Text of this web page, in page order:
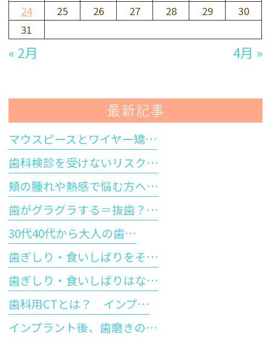
24
25 26 27 28 29
30
31
« 2月 4月 »
最新記事
マウスピースとワイヤー矯…
歯科検診を受けないリスク…
頬の腫れや熱感で悩む方へ…
歯がグラグラする＝抜歯？…
30代40代から大人の歯…
歯ぎしり・食いしばりをそ…
歯ぎしり・食いしばりはな…
歯科用CTとは？ インプ…
インプラント後、歯磨きの…